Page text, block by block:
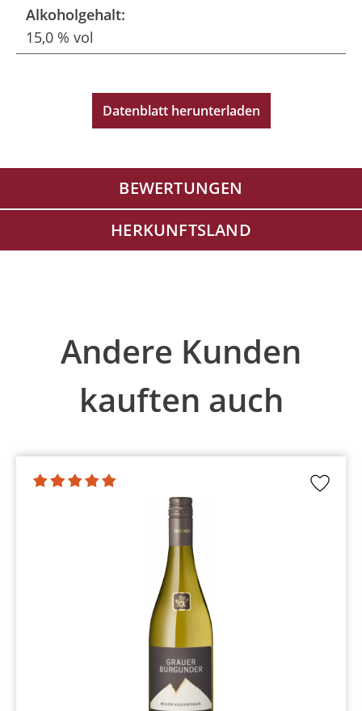
Alkoholgehalt:
15,0 % vol
Datenblatt herunterladen
BEWERTUNGEN
HERKUNFTSLAND
Andere Kunden
kauften auch